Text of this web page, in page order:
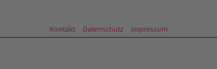
Kontakt Datenschutz Impressum